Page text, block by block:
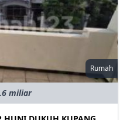
Rumah
miliar